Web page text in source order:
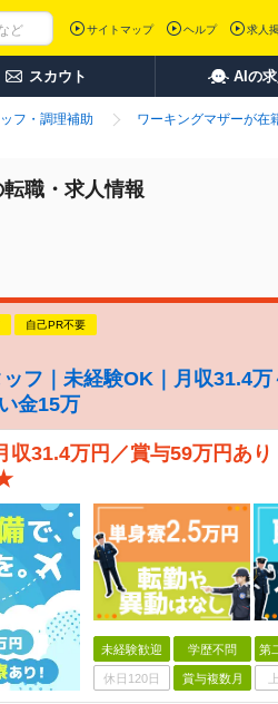
サイトマップ ヘルプ 求人
スカウト AIの
フ・調理補助
ワーキングマザーが在
職・求人情報
自己PR不要
フ｜未経験OK｜月収31.4
金15万
収31.4万円／賞与59万円あ
未経験歓迎 学歴不問 第
休日120日 賞与複数月